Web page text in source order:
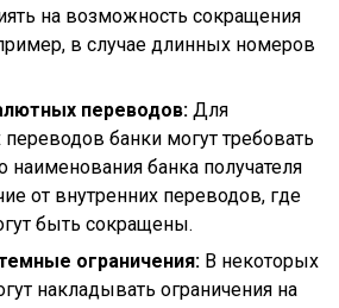
на возможность сокращения
в случае длинных номеров
переводов: Для
банки могут требовать
наименования банка получателя
от внутренних переводов, где
быть сокращены.
ограничения: В некоторых
накладывать ограничения на